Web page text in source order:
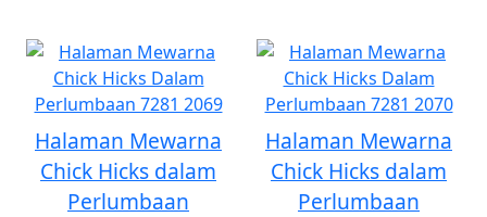
Halaman Mewarna
Chick Hicks dalam
Perlumbaan
Halaman Mewarna
Chick Hicks dalam
Perlumbaan